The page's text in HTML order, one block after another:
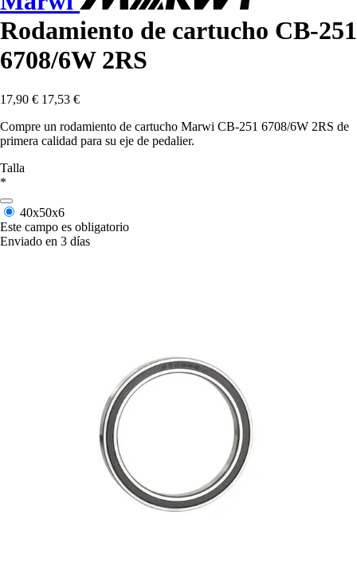
Rodamiento de cartucho CB-251
6708/6W 2RS
17,90 € 17,53 €
Compre un rodamiento de cartucho Marwi CB-251 6708/6W 2RS de
primera calidad para su eje de pedalier.
Talla
*
40x50x6
Este campo es obligatorio
Enviado en 3 días